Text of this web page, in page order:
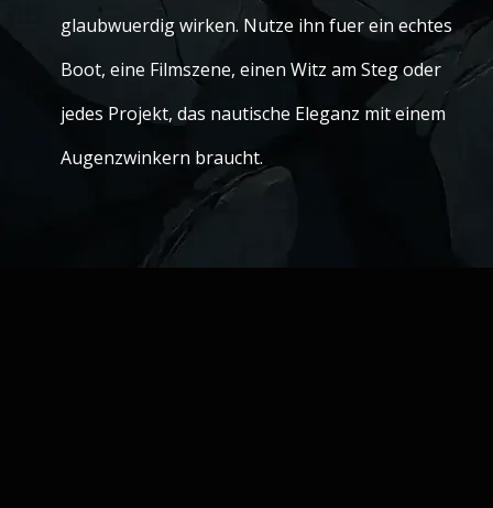
glaubwuerdig wirken. Nutze ihn fuer ein echtes
Boot, eine Filmszene, einen Witz am Steg oder
jedes Projekt, das nautische Eleganz mit einem
Augenzwinkern braucht.